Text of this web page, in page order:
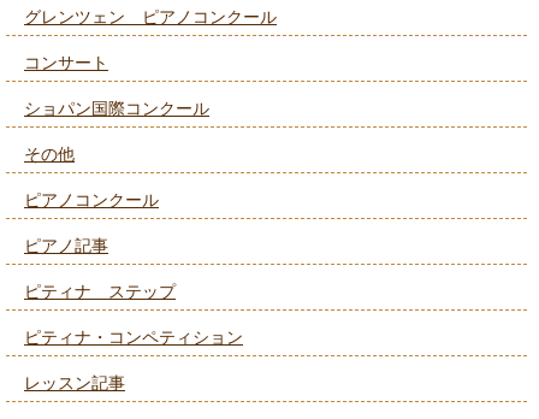
グレンツェン ピアノコンクール
コンサート
ショパン国際コンクール
その他
ピアノコンクール
ピアノ記事
ピティナ ステップ
ピティナ・コンペティション
レッスン記事